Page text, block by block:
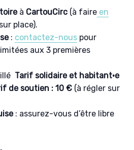
à CartouCirc (à faire en
place).
: contactez-nous pour
aux 3 premières
Tarif solidaire et habitant·e
de soutien : 10 € (à régler sur
: assurez-vous d’être libre